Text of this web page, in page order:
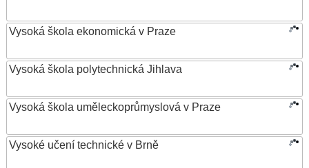
Vysoká škola ekonomická v Praze
Vysoká škola polytechnická Jihlava
Vysoká škola uměleckoprůmyslová v Praze
Vysoké učení technické v Brně